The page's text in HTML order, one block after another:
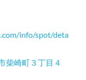
info/spot/deta
柴崎町３丁目４